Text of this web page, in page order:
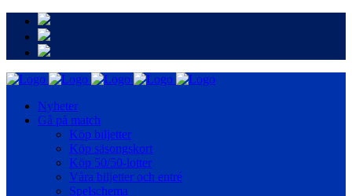
Nyheter
Gå på match
Köp biljetter
Köp säsongskort
Köp 50/50-lotter
Våra biljetter och entré
Spelschema